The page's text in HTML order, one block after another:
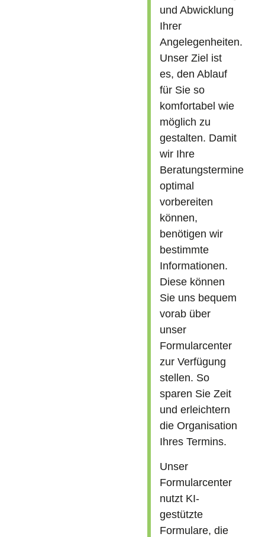
und Abwicklung
Ihrer
Angelegenheiten.
Unser Ziel ist
es, den Ablauf
für Sie so
komfortabel wie
möglich zu
gestalten. Damit
wir Ihre
Beratungstermine
optimal
vorbereiten
können,
benötigen wir
bestimmte
Informationen.
Diese können
Sie uns bequem
vorab über
unser
Formularcenter
zur Verfügung
stellen. So
sparen Sie Zeit
und erleichtern
die Organisation
Ihres Termins.
Unser
Formularcenter
nutzt KI-
gestützte
Formulare, die